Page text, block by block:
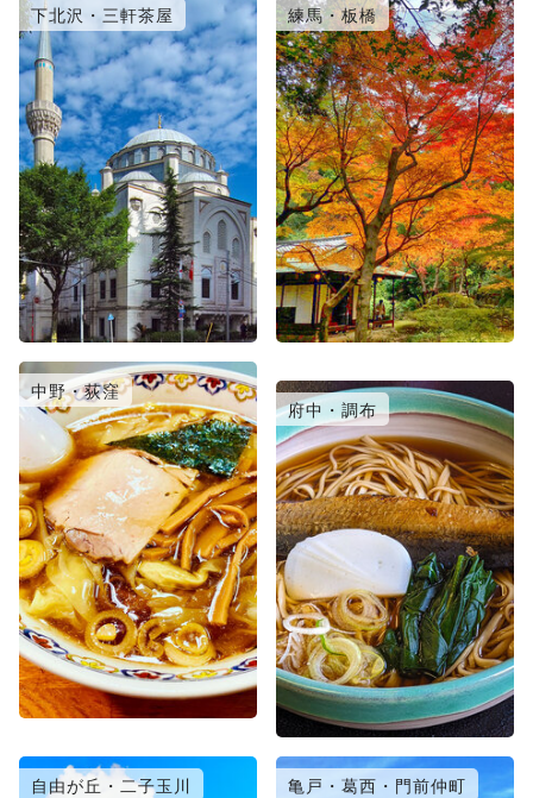
下北沢・三軒茶屋 練馬・板橋
中野・荻窪
日暮里・北千住
府中・調布
自由が丘・二子玉川 亀戸・葛西・門前仲町